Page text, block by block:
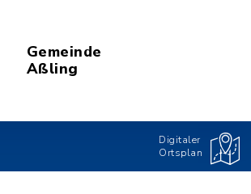
Gemeinde
Aßling
Digitaler
Ortsplan